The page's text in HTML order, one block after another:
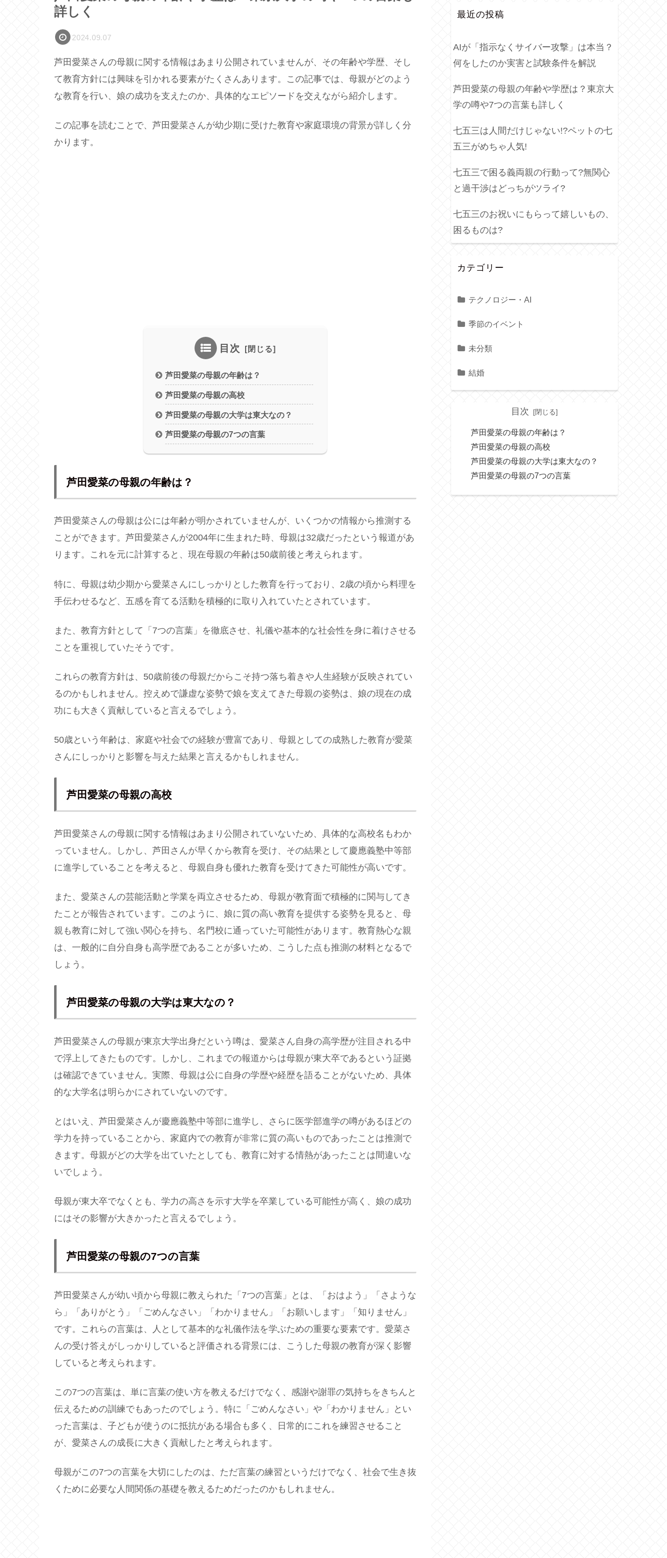
詳しく
2024.09.07
芦田愛菜さんの母親に関する情報はあまり公開されていませんが、その年齢や学歴、そし
て教育方針には興味を引かれる要素がたくさんあります。この記事では、母親がどのよう
な教育を行い、娘の成功を支えたのか、具体的なエピソードを交えながら紹介します。
この記事を読むことで、芦田愛菜さんが幼少期に受けた教育や家庭環境の背景が詳しく分
かります。
目次
芦田愛菜の母親の年齢は？
芦田愛菜の母親の高校
芦田愛菜の母親の大学は東大なの？
芦田愛菜の母親の7つの言葉
芦田愛菜の母親の年齢は？
芦田愛菜さんの母親は公には年齢が明かされていませんが、いくつかの情報から推測する
ことができます。芦田愛菜さんが2004年に生まれた時、母親は32歳だったという報道があ
ります​。これを元に計算すると、現在母親の年齢は50歳前後と考えられます。
特に、母親は幼少期から愛菜さんにしっかりとした教育を行っており、2歳の頃から料理を
手伝わせるなど、五感を育てる活動を積極的に取り入れていたとされています。
また、教育方針として「7つの言葉」を徹底させ、礼儀や基本的な社会性を身に着けさせる
ことを重視していたそうです。
これらの教育方針は、50歳前後の母親だからこそ持つ落ち着きや人生経験が反映されてい
るのかもしれません。控えめで謙虚な姿勢で娘を支えてきた母親の姿勢は、娘の現在の成
功にも大きく貢献していると言えるでしょう。
50歳という年齢は、家庭や社会での経験が豊富であり、母親としての成熟した教育が愛菜
さんにしっかりと影響を与えた結果と言えるかもしれません。
芦田愛菜の母親の高校
芦田愛菜さんの母親に関する情報はあまり公開されていないため、具体的な高校名もわか
っていません。しかし、芦田さんが早くから教育を受け、その結果として慶應義塾中等部
に進学していることを考えると、母親自身も優れた教育を受けてきた可能性が高いです​。
また、愛菜さんの芸能活動と学業を両立させるため、母親が教育面で積極的に関与してき
たことが報告されています。このように、娘に質の高い教育を提供する姿勢を見ると、母
親も教育に対して強い関心を持ち、名門校に通っていた可能性があります。教育熱心な親
は、一般的に自分自身も高学歴であることが多いため、こうした点も推測の材料となるで
しょう。
芦田愛菜の母親の大学は東大なの？
芦田愛菜さんの母親が東京大学出身だという噂は、愛菜さん自身の高学歴が注目される中
で浮上してきたものです。しかし、これまでの報道からは母親が東大卒であるという証拠
は確認できていません。実際、母親は公に自身の学歴や経歴を語ることがないため、具体
的な大学名は明らかにされていないのです。
とはいえ、芦田愛菜さんが慶應義塾中等部に進学し、さらに医学部進学の噂があるほどの
学力を持っていることから、家庭内での教育が非常に質の高いものであったことは推測で
きます。母親がどの大学を出ていたとしても、教育に対する情熱があったことは間違いな
いでしょう。
母親が東大卒でなくとも、学力の高さを示す大学を卒業している可能性が高く、娘の成功
にはその影響が大きかったと言えるでしょう。
芦田愛菜の母親の7つの言葉
芦田愛菜さんが幼い頃から母親に教えられた「7つの言葉」とは、「おはよう」「さような
ら」「ありがとう」「ごめんなさい」「わかりません」「お願いします」「知りません」
です。これらの言葉は、人として基本的な礼儀作法を学ぶための重要な要素です。愛菜さ
んの受け答えがしっかりしていると評価される背景には、こうした母親の教育が深く影響
していると考えられます。
この7つの言葉は、単に言葉の使い方を教えるだけでなく、感謝や謝罪の気持ちをきちんと
伝えるための訓練でもあったのでしょう。特に「ごめんなさい」や「わかりません」とい
った言葉は、子どもが使うのに抵抗がある場合も多く、日常的にこれを練習させること
が、愛菜さんの成長に大きく貢献したと考えられます。
母親がこの7つの言葉を大切にしたのは、ただ言葉の練習というだけでなく、社会で生き抜
くために必要な人間関係の基礎を教えるためだったのかもしれません。
最近の投稿
AIが「指示なくサイバー攻撃」は本当？
何をしたのか実害と試験条件を解説
芦田愛菜の母親の年齢や学歴は？東京大
学の噂や7つの言葉も詳しく
七五三は人間だけじゃない!?ペットの七
五三がめちゃ人気!
七五三で困る義両親の行動って?無関心
と過干渉はどっちがツライ?
七五三のお祝いにもらって嬉しいもの、
困るものは?
カテゴリー
テクノロジー・AI
季節のイベント
未分類
結婚
目次
芦田愛菜の母親の年齢は？
芦田愛菜の母親の高校
芦田愛菜の母親の大学は東大なの？
芦田愛菜の母親の7つの言葉